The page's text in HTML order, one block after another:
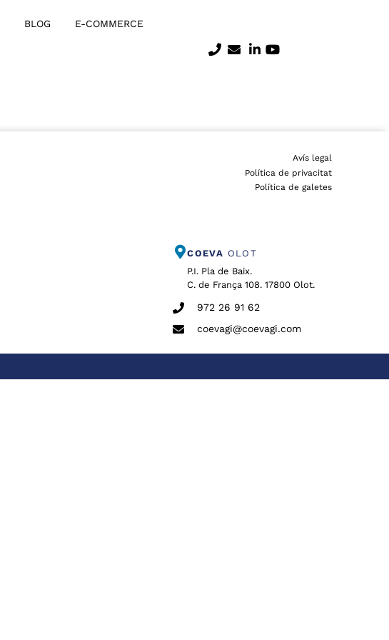
BLOG E-COMMERCE
Avís legal
Política de privacitat
Política de galetes
COEVA OLOT
P.I. Pla de Baix.
C. de França 108. 17800 Olot.
972 26 91 62
coevagi@coevagi.com